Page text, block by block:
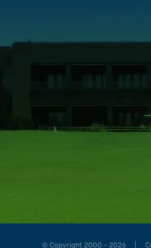
© Copyright 2000 - 2026 |